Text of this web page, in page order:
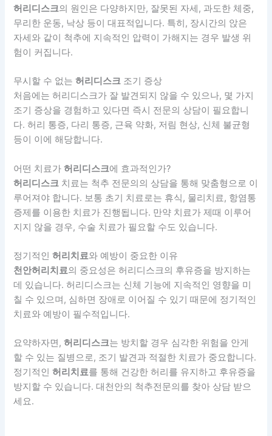
허리디스크의 원인은 다양하지만, 잘못된 자세, 과도한 체중,
무리한 운동, 낙상 등이 대표적입니다. 특히, 장시간의 앉은
자세와 같이 척추에 지속적인 압력이 가해지는 경우 발생 위
험이 커집니다.
무시할 수 없는허리디스크 조기 증상
처음에는 허리디스크가 잘 발견되지 않을 수 있으나, 몇 가지
조기 증상을 경험하고 있다면 즉시 전문의 상담이 필요합니
다. 허리 통증, 다리 통증, 근육 약화, 저림 현상, 신체 불균형
등이 이에 해당합니다.
어떤 치료가허리디스크에 효과적인가?
허리디스크 치료는 척추 전문의의 상담을 통해 맞춤형으로 이
루어져야 합니다. 보통 초기 치료로는 휴식, 물리치료, 항염통
증제를 이용한 치료가 진행됩니다. 만약 치료가 제때 이루어
지지 않을 경우, 수술 치료가 필요할 수도 있습니다.
정기적인허리치료와 예방이 중요한 이유
천안허리치료의 중요성은 허리디스크의 후유증을 방지하는
데 있습니다. 허리디스크는 신체 기능에 지속적인 영향을 미
칠 수 있으며, 심하면 장애로 이어질 수 있기 때문에 정기적인
치료와 예방이 필수적입니다.
요약하자면,허리디스크는 방치할 경우 심각한 위험을 안게
할 수 있는 질병으로, 조기 발견과 적절한 치료가 중요합니다.
정기적인허리치료를 통해 건강한 허리를 유지하고 후유증을
방지할 수 있습니다. 대천안의 척추전문의를 찾아 상담 받으
세요.